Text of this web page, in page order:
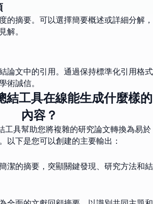
的摘要。可以選擇簡要概述或詳細分解，
解。
論文中的引用。通過保持標準化引用格式
術誠信。
結工具在線能生成什麼樣的
內容？
工具幫助您將複雜的研究論文轉換為易於
以下是您可以創建的主要輸出：
潔的摘要，突顯關鍵發現、研究方法和結